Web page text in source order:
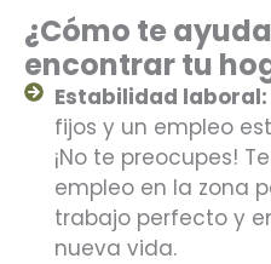
¿Cómo te
encontrar tu
Estabilidad laboral:
fijos y un empleo
¡No te preocupes!
empleo en la zona
trabajo perfecto y
nueva vida.